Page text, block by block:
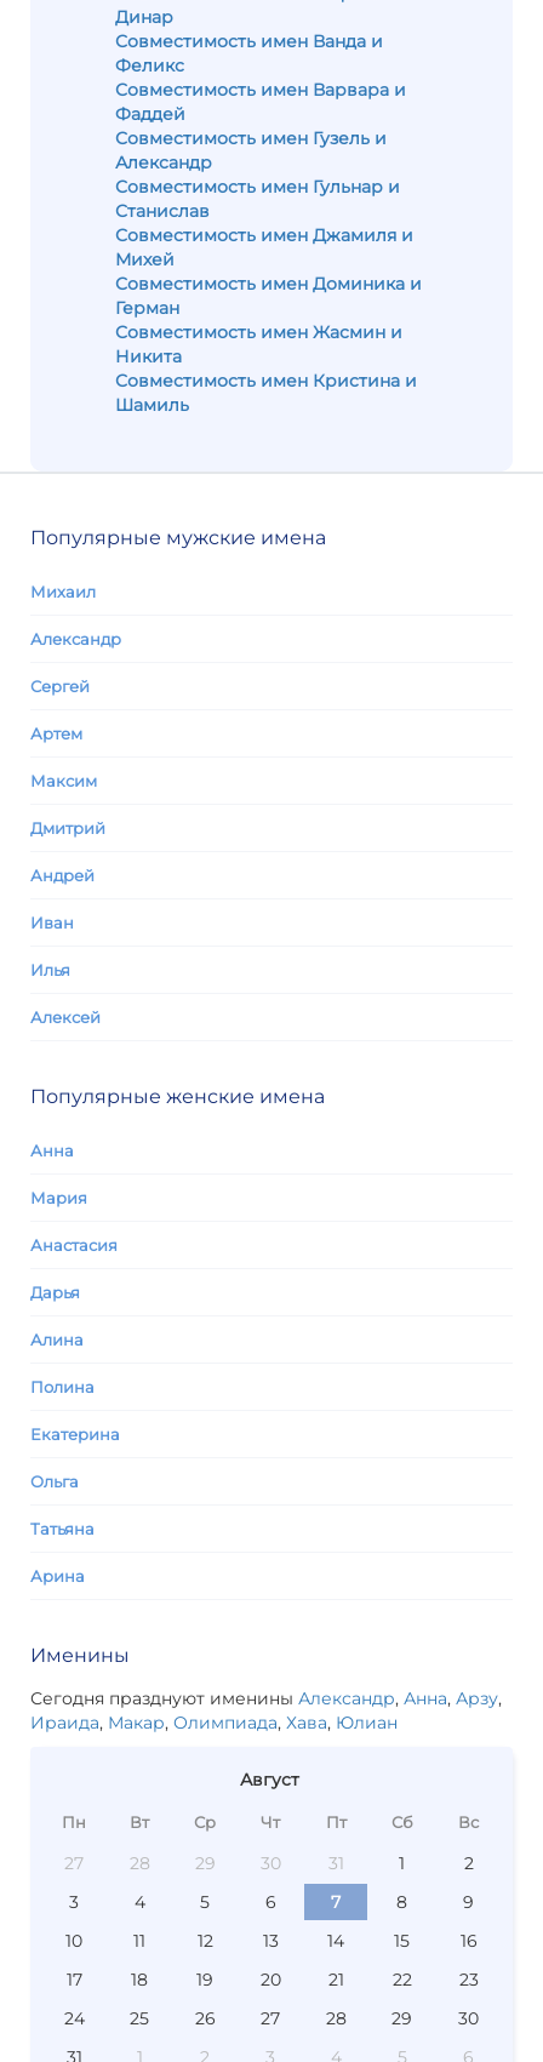
Динар
Совместимость имен Ванда и
Феликс
Совместимость имен Варвара и
Фаддей
Совместимость имен Гузель и
Александр
Совместимость имен Гульнар и
Станислав
Совместимость имен Джамиля и
Михей
Совместимость имен Доминика и
Герман
Совместимость имен Жасмин и
Никита
Совместимость имен Кристина и
Шамиль
Популярные мужские имена
Михаил
Александр
Сергей
Артем
Максим
Дмитрий
Андрей
Иван
Илья
Алексей
Популярные женские имена
Анна
Мария
Анастасия
Дарья
Алина
Полина
Екатерина
Ольга
Татьяна
Арина
Именины
Сегодня празднуют именины Александр, Анна, Арзу,
Ираида, Макар, Олимпиада, Хава, Юлиан
Август
Пн Вт Ср Чт Пт Сб Вс
27 28 29 30 31 1
2
3
4 5 6 7 8
9
10
11 12 13 14 15
16
17
18 19 20 21 22
23
24
25 26 27 28 29
30
31
1 2 3 4 5 6